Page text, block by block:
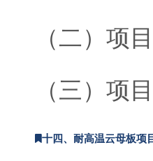
（二）项
（三）项
十四、耐高温云母板项